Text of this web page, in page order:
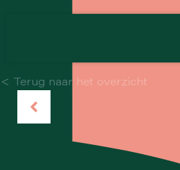
< Terug naar het overzicht